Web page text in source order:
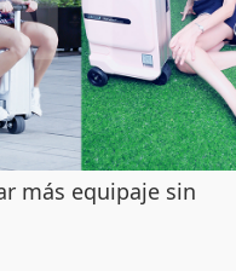
más equipaje sin